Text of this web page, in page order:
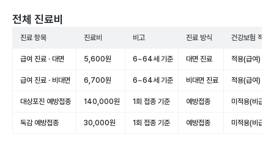
전체 진료비
진료 항목 진료비 비고 진료 방식 건강보험 적용
급여 진료 · 대면 5,600원 6~64세 기준 대면 진료 적용(급여)
급여 진료 · 비대면 6,700원 6~64세 기준 비대면 진료 적용(급여)
대상포진 예방접종 140,000원 1회 접종 기준 예방접종 미적용(비급여)
독감 예방접종 30,000원 1회 접종 기준 예방접종 미적용(비급여)